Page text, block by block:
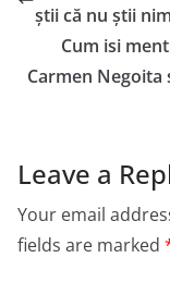
știi că nu știi
Cum isi
Carmen
Leave a
Your email
fields are marked